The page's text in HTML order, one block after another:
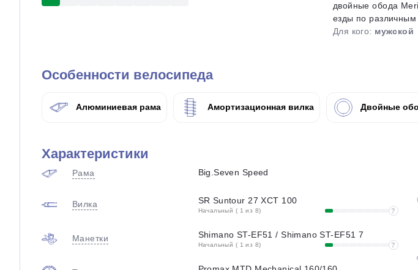
двойные обода
езды по различным
Для кого: мужской
Особенности велосипеда
Алюминиевая рама Амортизационная вилка Двойные
Характеристики
Рама Big.Seven Speed
Вилка SR Suntour 27 XCT 100
Начальный ( 1 из 8) ?
Манетки Shimano ST-EF51 / Shimano ST-EF51 7
Начальный ( 1 из 8) ?
Подробнее об оплате